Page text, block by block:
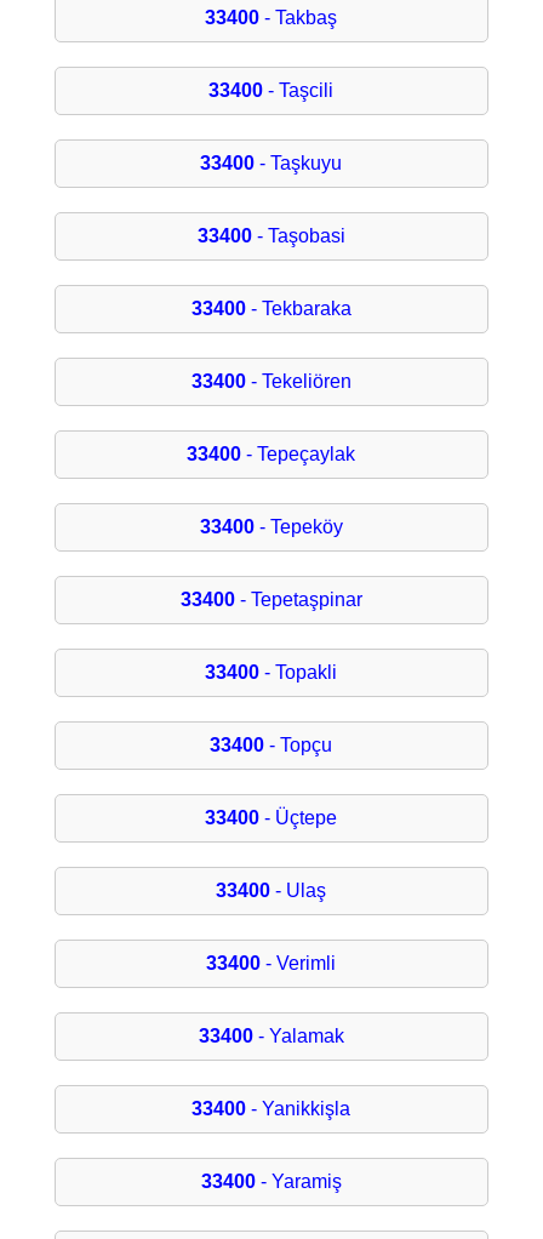
33400 - Takbaş
33400 - Taşcili
33400 - Taşkuyu
33400- Taşobasi
33400- Tekbaraka
33400- Tekeliören
33400 - Tepeçaylak
33400- Tepeköy
33400- Tepetaşpinar
33400 - Topakli
33400 - Topçu
33400 - Üçtepe
33400 - Ulaş
33400 - Verimli
33400- Yalamak
33400 - Yanikkişla
33400- Yaramiş